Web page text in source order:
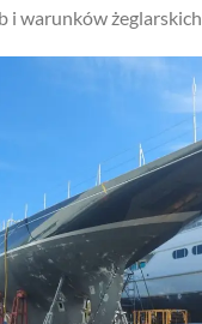
i warunków żeglarskich.